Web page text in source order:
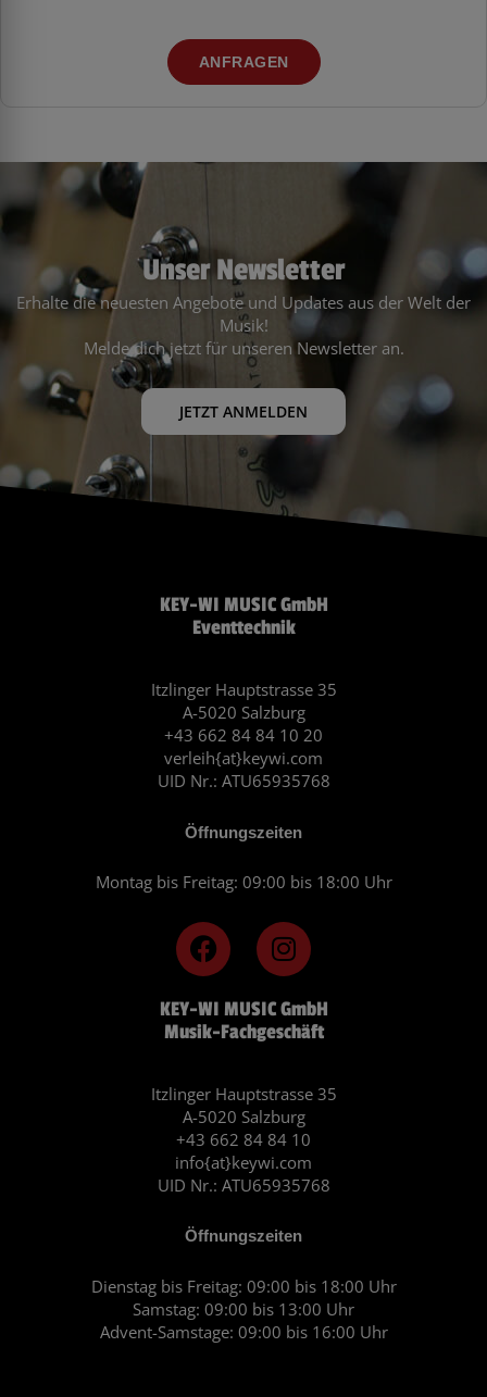
ANFRAGEN
Unser Newsletter
Erhalte die neuesten Angebote und Updates aus der Welt der
Musik!
Melde dich jetzt für unseren Newsletter an.
JETZT ANMELDEN
KEY-WI MUSIC GmbH
Musik-Fachgeschäft
Itzlinger Hauptstrasse 35
A-5020 Salzburg
+43 662 84 84 10
info{at}keywi.com
UID Nr.: ATU65935768
Öffnungszeiten
Dienstag bis Freitag: 09:00 bis 18:00 Uhr
Samstag: 09:00 bis 13:00 Uhr
Advent-Samstage: 09:00 bis 16:00 Uhr
F
a
c
e
b
o
k
I
n
s
t
a
r
a
m
KEY-WI MUSIC GmbH
Eventtechnik
Itzlinger Hauptstrasse 35
A-5020 Salzburg
+43 662 84 84 10 20
verleih{at}keywi.com
UID Nr.: ATU65935768
Öffnungszeiten
Montag bis Freitag: 09:00 bis 18:00 Uhr